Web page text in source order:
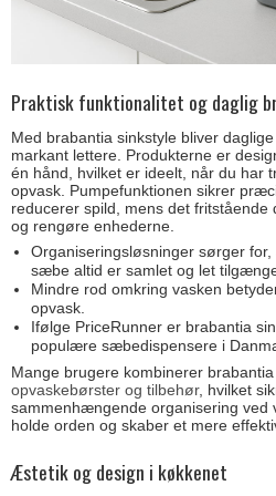
Praktisk funktionalitet og daglig
Med brabantia sinkstyle bliver
markant lettere. Produkterne er
én hånd, hvilket er ideelt, når du har
opvask. Pumpefunktionen sikrer
reducerer spild, mens det
og rengøre enhederne.
Organiseringsløsninger sørger
sæbe altid er samlet og let
Mindre rod omkring vasken
opvask.
Ifølge PriceRunner er brabantia
populære sæbedispensere i
Mange brugere kombinerer
opvaskebørster og tilbehør, hvilket
sammenhængende organisering ved
holde orden og skaber et mere
Æstetik og design i køkkenet